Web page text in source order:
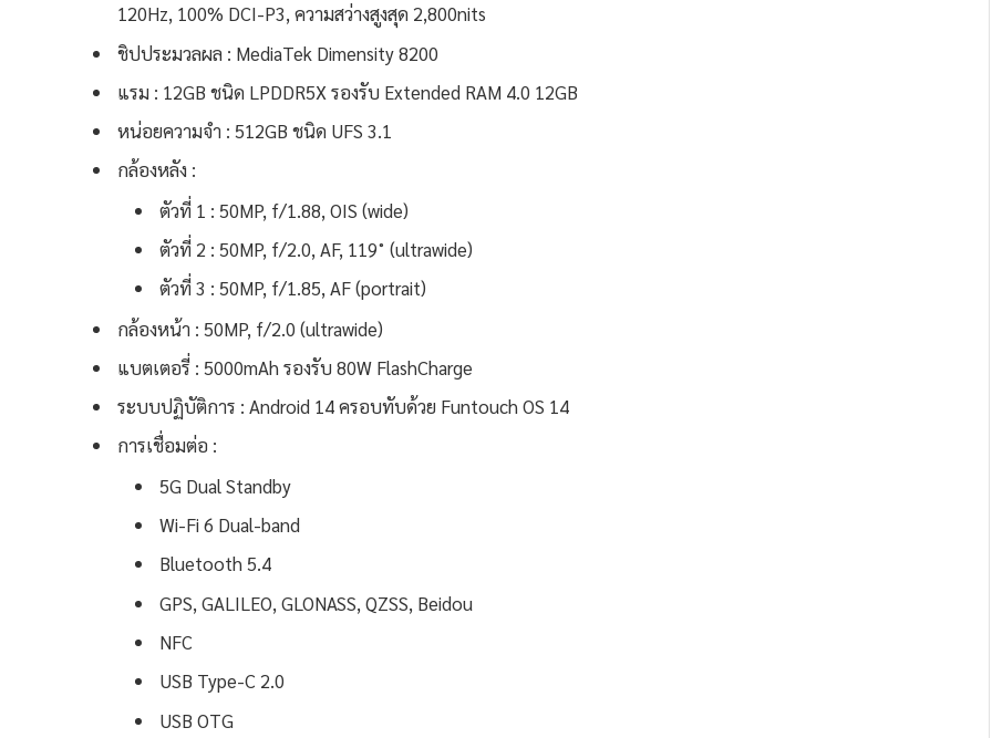
120Hz, 100% DCI-P3, ความสว่างสูงสุด 2,800nits
ชิปประมวลผล : MediaTek Dimensity 8200
แรม : 12GB ชนิด LPDDR5X รองรับ Extended RAM 4.0 12GB
หน่อยความจำ : 512GB ชนิด UFS 3.1
กล้องหลัง :
ตัวที่ 1 : 50MP, f/1.88, OIS (wide)
ตัวที่ 2 : 50MP, f/2.0, AF, 119˚ (ultrawide)
ตัวที่ 3 : 50MP, f/1.85, AF (portrait)
กล้องหน้า : 50MP, f/2.0 (ultrawide)
แบตเตอรี่ : 5000mAh รองรับ 80W FlashCharge
ระบบปฏิบัติการ : Android 14 ครอบทับด้วย Funtouch OS 14
การเชื่อมต่อ :
5G Dual Standby
Wi-Fi 6 Dual-band
Bluetooth 5.4
GPS, GALILEO, GLONASS, QZSS, Beidou
NFC
USB Type-C 2.0
USB OTG